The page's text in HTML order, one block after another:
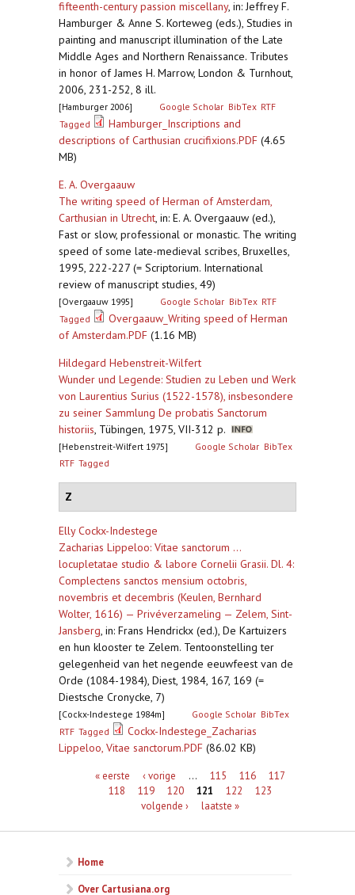
fifteenth-century passion miscellany, in: Jeffrey F.
Hamburger & Anne S. Korteweg (eds.), Studies in
painting and manuscript illumination of the Late
Middle Ages and Northern Renaissance. Tributes
in honor of James H. Marrow, London & Turnhout,
2006, 231-252, 8 ill.
[Hamburger 2006] Google Scholar BibTex RTF
Tagged
Hamburger_Inscriptions and
descriptions of Carthusian crucifixions.PDF (4.65
MB)
E. A. Overgaauw
The writing speed of Herman of Amsterdam,
Carthusian in Utrecht, in: E. A. Overgaauw (ed.),
Fast or slow, professional or monastic. The writing
speed of some late-medieval scribes, Bruxelles,
1995, 222-227 (= Scriptorium. International
review of manuscript studies, 49)
[Overgaauw 1995] Google Scholar BibTex RTF
Tagged
Overgaauw_Writing speed of Herman
of Amsterdam.PDF (1.16 MB)
Hildegard Hebenstreit-Wilfert
Wunder und Legende: Studien zu Leben und Werk
von Laurentius Surius (1522-1578), insbesondere
zu seiner Sammlung De probatis Sanctorum
historiis, Tübingen, 1975, VII-312 p.
[Hebenstreit-Wilfert 1975] Google Scholar BibTex
RTF Tagged
Z
Elly Cockx-Indestege
Zacharias Lippeloo: Vitae sanctorum ...
locupletatae studio & labore Cornelii Grasii. Dl. 4:
Complectens sanctos mensium octobris,
novembris et decembris (Keulen, Bernhard
Wolter, 1616) — Privéverzameling — Zelem, Sint-
Jansberg, in: Frans Hendrickx (ed.), De Kartuizers
en hun klooster te Zelem. Tentoonstelling ter
gelegenheid van het negende eeuwfeest van de
Orde (1084-1984), Diest, 1984, 167, 169 (=
Diestsche Cronycke, 7)
[Cockx-Indestege 1984m] Google Scholar BibTex
RTF Tagged
Cockx-Indestege_Zacharias
Lippeloo, Vitae sanctorum.PDF (86.02 KB)
Pagina's« eerste ‹ vorige … 115 116
117
118
119 120 121 122
123
volgende ›
laatste »
Home
Over Cartusiana.org